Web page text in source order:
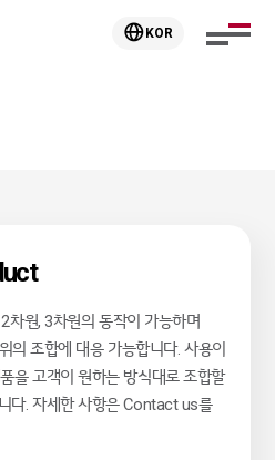
KOR
원, 3차원의 동작이 가능하며
의 조합에 대응 가능합니다. 사용이
을 고객이 원하는 방식대로 조합할
다. 자세한 사항은 Contact us를